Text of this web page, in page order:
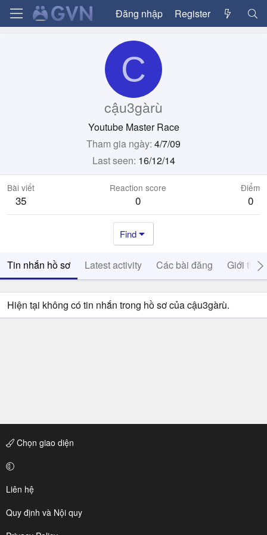
Đăng nhập Register
C
cậu3gàrù
Youtube Master Race
Tham gia ngày 4/7/09
Last seen 16/12/14
Bài viết
35
Reaction score
0
Điểm
0
Find
Tin nhắn hồ sơ Latest activity Các bài đăng Giới thiệu
Hiện tại không có tin nhắn trong hồ sơ của cậu3gàrù.
Chọn giao diện
Liên hệ
Quy định và Nội quy